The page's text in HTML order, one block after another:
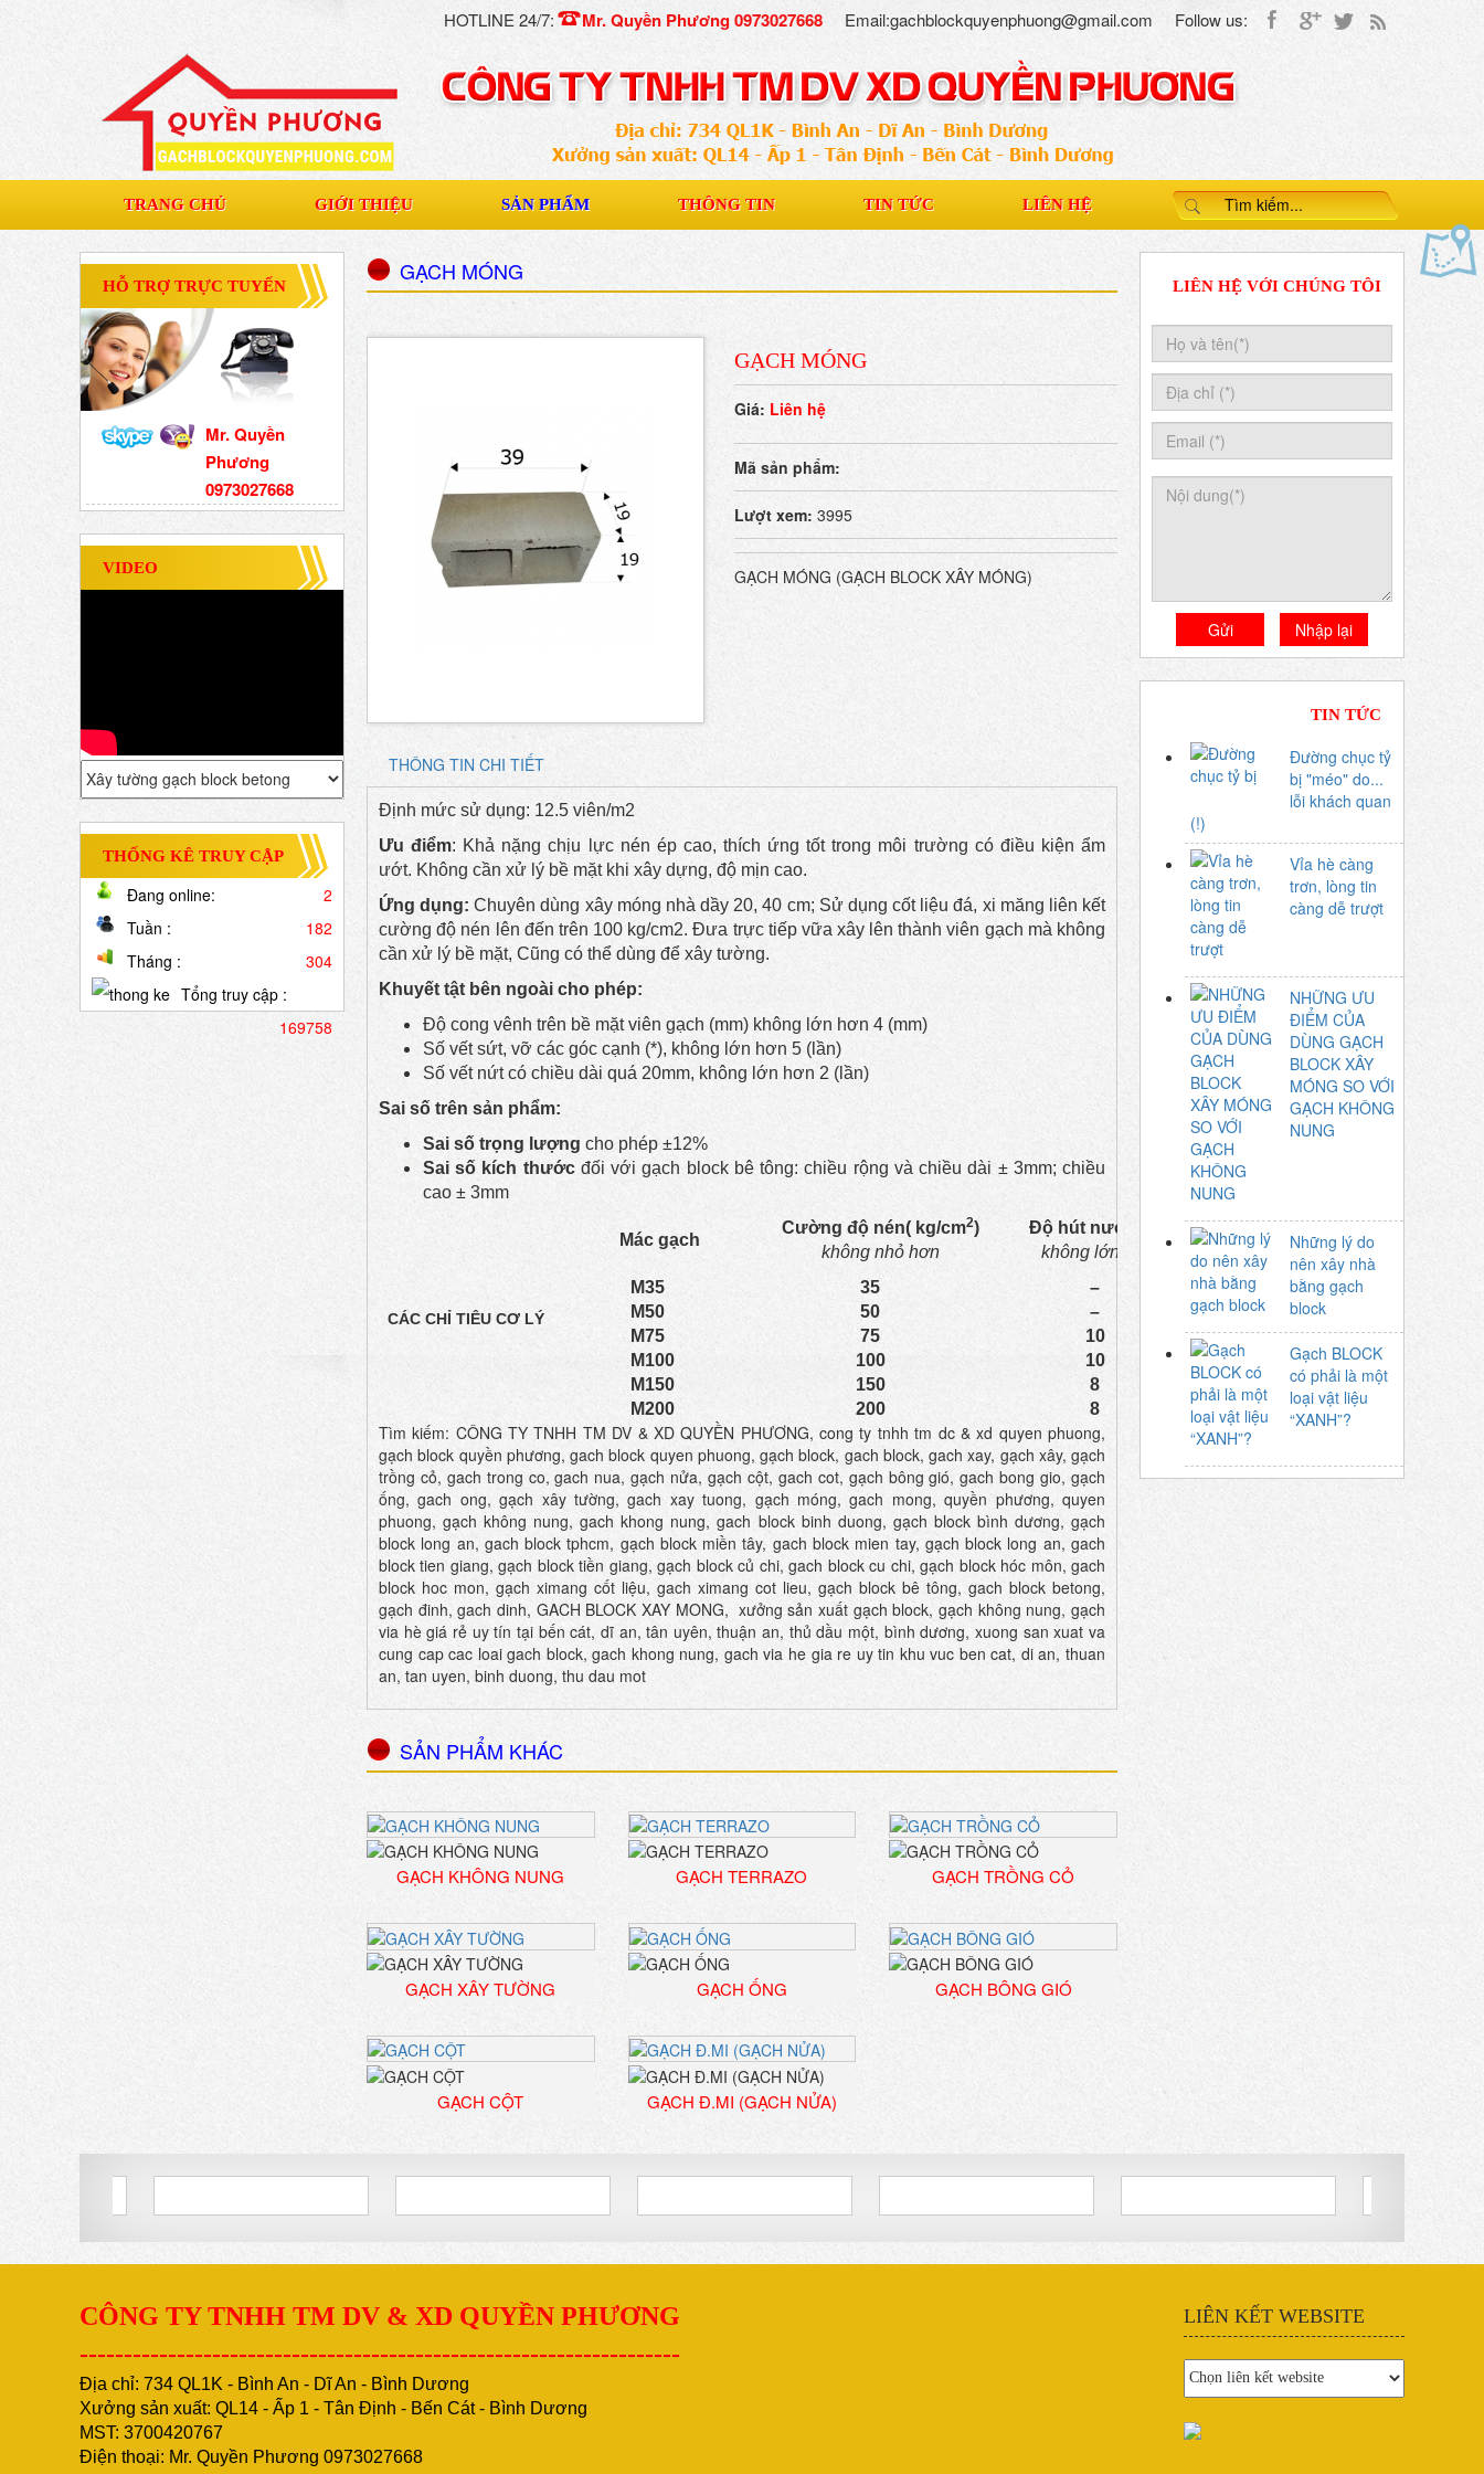
HOTLINE 24/7: Mr. Quyền Phương 0973027668 Email:gachblockquyenphuong@gmail.com Follow us:
TRANG CHỦ GIỚI THIỆU SẢN PHẨM THÔNG TIN TIN TỨC LIÊN HỆ
HỖ TRỢ TRỰC TUYẾN
Mr. Quyền
Phương
0973027668
VIDEO
THỐNG KÊ TRUY CẬP
Đang online:
2
Tuần :
182
Tháng :
304
Tổng truy cập :
169758
GẠCH MÓNG
GẠCH MÓNG
Giá: Liên hệ
Mã sản phẩm:
Lượt xem: 3995
GẠCH MÓNG (GẠCH BLOCK XÂY MÓNG)
THÔNG TIN CHI TIẾT
Định mức sử dụng: 12.5 viên/m2
Ưu điểm: Khả nặng chịu lực nén ép cao, thích ứng tốt trong môi trường có điều kiện ẩm
ướt. Không cần xử lý bề mặt khi xây dựng, độ mịn cao.
Ứng dụng: Chuyên dùng xây móng nhà dầy 20, 40 cm; Sử dụng cốt liệu đá, xi măng liên kết
cường độ nén lên đến trên 100 kg/cm2. Đưa trực tiếp vữa xây lên thành viên gạch mà không
cần xử lý bề mặt, Cũng có thể dùng để xây tường.
Khuyết tật bên ngoài cho phép:
Độ cong vênh trên bề mặt viên gạch (mm) không lớn hơn 4 (mm)
Số vết sứt, vỡ các góc cạnh (*), không lớn hơn 5 (lần)
Số vết nứt có chiều dài quá 20mm, không lớn hơn 2 (lần)
Sai số trên sản phẩm:
Sai số trọng lượng cho phép ±12%
Sai số kích thước đối với gạch block bê tông: chiều rộng và chiều dài ± 3mm; chiều
cao ± 3mm
CÁC CHỈ TIÊU CƠ LÝ
Mác gạch
Cường độ nén( kg/cm2)
không nhỏ hơn
Độ hút nước (%)
không lớn hơn
M35
35
–
M50
50
–
M75
75
10
M100
100
10
M150
150
8
M200
200 8
Tìm kiếm: CÔNG TY TNHH TM DV & XD QUYỀN PHƯƠNG, cong ty tnhh tm dc & xd quyen phuong,
gạch block quyền phương, gach block quyen phuong, gạch block, gach block, gach xay, gạch xây, gạch
trồng cỏ, gach trong co, gach nua, gạch nửa, gạch cột, gach cot, gạch bông gió, gach bong gio, gạch
ống, gach ong, gạch xây tường, gach xay tuong, gạch móng, gach mong, quyền phương, quyen
phuong, gạch không nung, gach khong nung, gach block binh duong, gạch block bình dương, gạch
block long an, gach block tphcm, gạch block miền tây, gach block mien tay, gạch block long an, gach
block tien giang, gạch block tiền giang, gạch block củ chi, gach block cu chi, gạch block hóc môn, gach
block hoc mon, gạch ximang cốt liệu, gach ximang cot lieu, gạch block bê tông, gach block betong,
gạch đinh, gach dinh, GACH BLOCK XAY MONG, xưởng sản xuất gạch block, gạch không nung, gạch
via hè giá rẻ uy tín tại bến cát, dĩ an, tân uyên, thuận an, thủ dầu một, bình dương, xuong san xuat va
cung cap cac loai gach block, gach khong nung, gach via he gia re uy tin khu vuc ben cat, di an, thuan
an, tan uyen, binh duong, thu dau mot
SẢN PHẨM KHÁC
GẠCH KHÔNG NUNG GẠCH TERRAZO GẠCH TRỒNG CỎ
GẠCH XÂY TƯỜNG GẠCH ỐNG GẠCH BÔNG GIÓ
GẠCH CỘT GẠCH Đ.MI (GẠCH NỬA)
LIÊN HỆ VỚI CHÚNG TÔI
TIN TỨC
Đường chục tỷ
bị "méo" do...
lỗi khách quan
(!)
Vỉa hè càng
trơn, lòng tin
càng dễ trượt
NHỮNG ƯU
ĐIỂM CỦA
DÙNG GẠCH
BLOCK XÂY
MÓNG SO VỚI
GẠCH KHÔNG
NUNG
Những lý do
nên xây nhà
bằng gạch
block
Gạch BLOCK
có phải là một
loại vật liệu
“XANH”?
CÔNG TY TNHH TM DV & XD QUYỀN PHƯƠNG
--------------------------------------------------------------------
Địa chỉ: 734 QL1K - Bình An - Dĩ An - Bình Dương
Xưởng sản xuất: QL14 - Ấp 1 - Tân Định - Bến Cát - Bình Dương
MST: 3700420767
Điện thoại: Mr. Quyền Phương 0973027668
LIÊN KẾT WEBSITE